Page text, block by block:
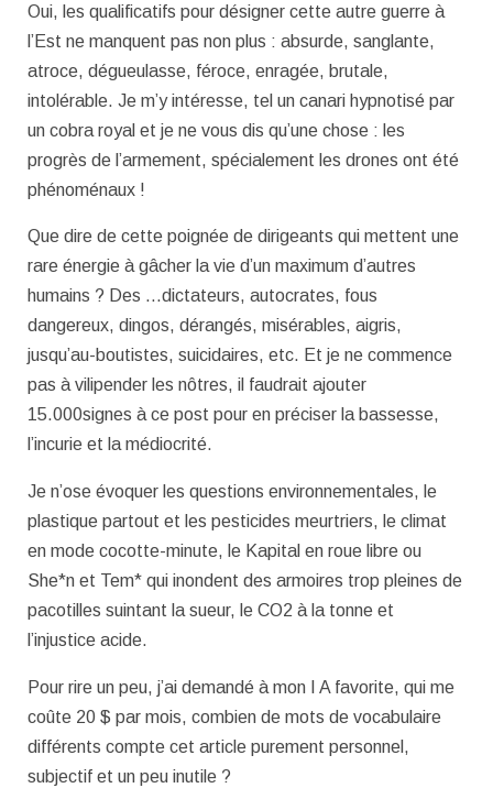
Oui, les qualificatifs pour désigner cette autre guerre à
l’Est ne manquent pas non plus : absurde, sanglante,
atroce, dégueulasse, féroce, enragée, brutale,
intolérable. Je m’y intéresse, tel un canari hypnotisé par
un cobra royal et je ne vous dis qu’une chose : les
progrès de l’armement, spécialement les drones ont été
phénoménaux !
Que dire de cette poignée de dirigeants qui mettent une
rare énergie à gâcher la vie d’un maximum d’autres
humains ? Des …dictateurs, autocrates, fous
dangereux, dingos, dérangés, misérables, aigris,
jusqu’au-boutistes, suicidaires, etc. Et je ne commence
pas à vilipender les nôtres, il faudrait ajouter
15.000signes à ce post pour en préciser la bassesse,
l’incurie et la médiocrité.
Je n’ose évoquer les questions environnementales, le
plastique partout et les pesticides meurtriers, le climat
en mode cocotte-minute, le Kapital en roue libre ou
She*n et Tem* qui inondent des armoires trop pleines de
pacotilles suintant la sueur, le CO2 à la tonne et
l’injustice acide.
Pour rire un peu, j’ai demandé à mon I A favorite, qui me
coûte 20 $ par mois, combien de mots de vocabulaire
différents compte cet article purement personnel,
subjectif et un peu inutile ?